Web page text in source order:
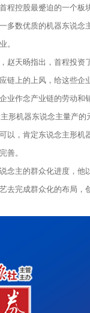
程控股最蹙迫的一个
多数优质的机器东说
。
赵天旸指出，首程投
链上的上风，给这些
业作念产业链的劳动
形机器东说念主量产
以，肯定东说念主形
善。
念主的群众化进度，
去完成群众化的布局，